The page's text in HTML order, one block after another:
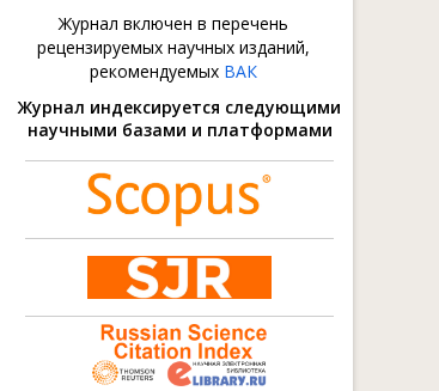
Журнал включен в перечень
рецензируемых научных изданий,
рекомендуемых ВАК
Журнал индексируется следующими
научными базами и платформами